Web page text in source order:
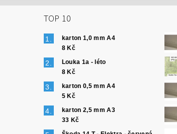
TOP 10
karton 1,0 mm A4
8 Kč
Louka 1a - léto
8 Kč
karton 0,5 mm A4
5 Kč
karton 2,5 mm A3
33 Kč